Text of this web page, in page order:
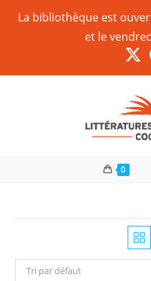
La bibliothèque est
et le
0
Tri par défaut